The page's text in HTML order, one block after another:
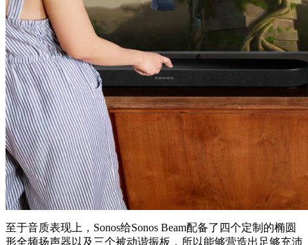
至于音质表现上，Sonos给Sonos Beam配备了四个定制的椭圆
形全频扬声器以及三个被动谐振板，所以能够营造出足够充沛